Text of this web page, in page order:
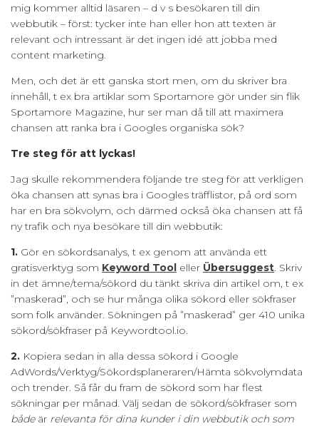
mig kommer alltid läsaren – d v s besökaren till din
webbutik – först: tycker inte han eller hon att texten är
relevant och intressant är det ingen idé att jobba med
content marketing.
Men, och det är ett ganska stort men, om du skriver bra
innehåll, t ex bra artiklar som Sportamore gör under sin flik
Sportamore Magazine, hur ser man då till att maximera
chansen att ranka bra i Googles organiska sök?
Tre steg för att lyckas!
Jag skulle rekommendera följande tre steg för att verkligen
öka chansen att synas bra i Googles träfflistor, på ord som
har en bra sökvolym, och därmed också öka chansen att få
ny trafik och nya besökare till din webbutik:
1. Gör en sökordsanalys, t ex genom att använda ett
gratisverktyg som Keyword Tool eller Übersuggest. Skriv
in det ämne/tema/sökord du tänkt skriva din artikel om, t ex
”maskerad”, och se hur många olika sökord eller sökfraser
som folk använder. Sökningen på ”maskerad” ger 410 unika
sökord/sökfraser på Keywordtool.io.
2. Kopiera sedan in alla dessa sökord i Google
AdWords/Verktyg/Sökordsplaneraren/Hämta sökvolymdata
och trender. Så får du fram de sökord som har flest
sökningar per månad. Välj sedan de sökord/sökfraser som
bådeär relevanta för dina kunder i din webbutik och som